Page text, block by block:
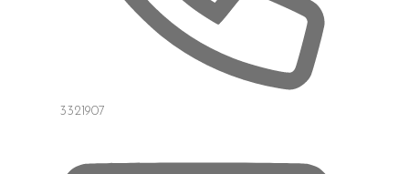
3321907